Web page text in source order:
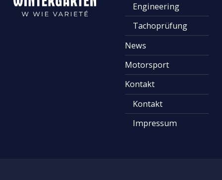
Engineering
Tachoprüfung
News
Motorsport
Kontakt
Kontakt
Impressum